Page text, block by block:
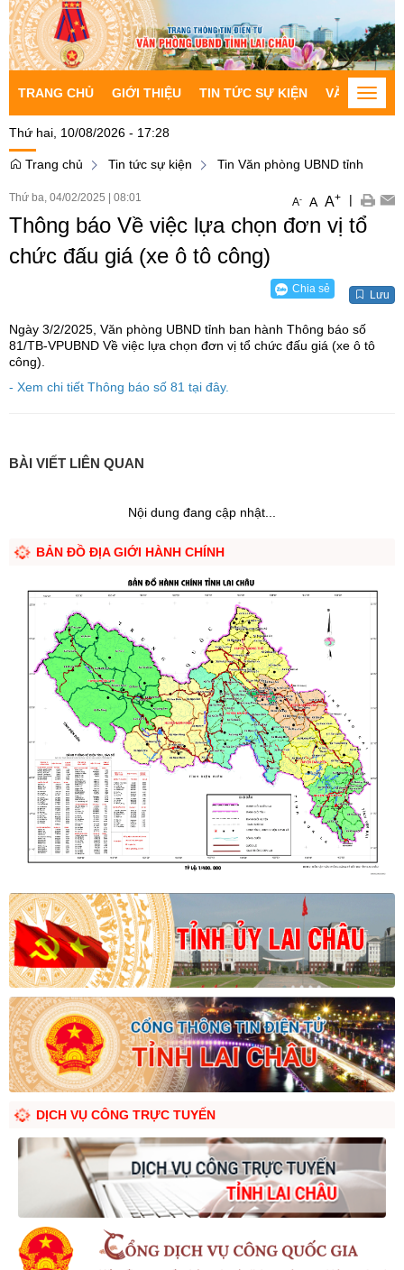
TRANG CHỦ GIỚI THIỆU TIN TỨC SỰ KIỆN VĂN BẢNToggle
Thứ hai, 10/08/2026 - 17:28
Trang chủ Tin tức sự kiện Tin Văn phòng UBND tỉnh
Thứ ba, 04/02/2025 08:01 A- A A+ |
Thông báo Về việc lựa chọn đơn vị tổ
chức đấu giá (xe ô tô công)
Chia sẻ Lưu
Ngày 3/2/2025, Văn phòng UBND tỉnh ban hành Thông báo số
81/TB-VPUBND Về việc lựa chọn đơn vị tổ chức đấu giá (xe ô tô
công).
- Xem chi tiết Thông báo số 81 tại đây.
BÀI VIẾT LIÊN QUAN
Nội dung đang cập nhật...
BẢN ĐỒ ĐỊA GIỚI HÀNH CHÍNH
DỊCH VỤ CÔNG TRỰC TUYẾN